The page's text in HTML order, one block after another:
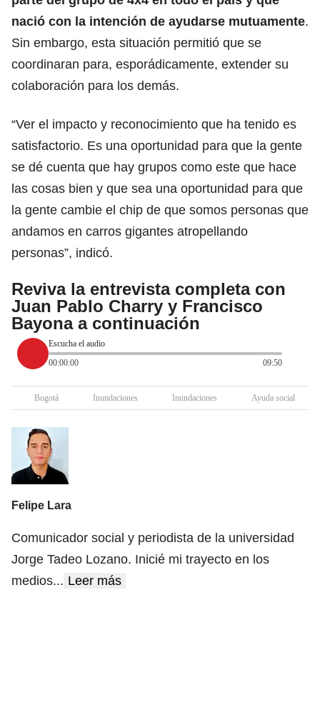
nació con la intención de ayudarse mutuamente.
Sin embargo, esta situación permitió que se
coordinaran para, esporádicamente, extender su
colaboración para los demás.
“Ver el impacto y reconocimiento que ha tenido es
satisfactorio. Es una oportunidad para que la gente
se dé cuenta que hay grupos como este que hace
las cosas bien y que sea una oportunidad para que
la gente cambie el chip de que somos personas que
andamos en carros gigantes atropellando
personas”, indicó.
Reviva la entrevista completa con
Juan Pablo Charry y Francisco
Bayona a continuación
Escucha el audio
00:00:00
09:50
Bogotá Inundaciones Inundaciones Ayuda social
Felipe Lara
Comunicador social y periodista de la universidad
Jorge Tadeo Lozano. Inicié mi trayecto en los
medios... Leer más